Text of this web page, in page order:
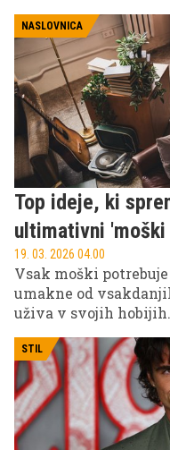
NASLOVNICA
Top ideje, ki
ultimativni
19. 03. 2026 04.00
Vsak moški
umakne od
uživa v svojih
trendov v
prostor, ki združuje
funkcionalnost ter
del dnevne sobe ali
za samskega
STIL